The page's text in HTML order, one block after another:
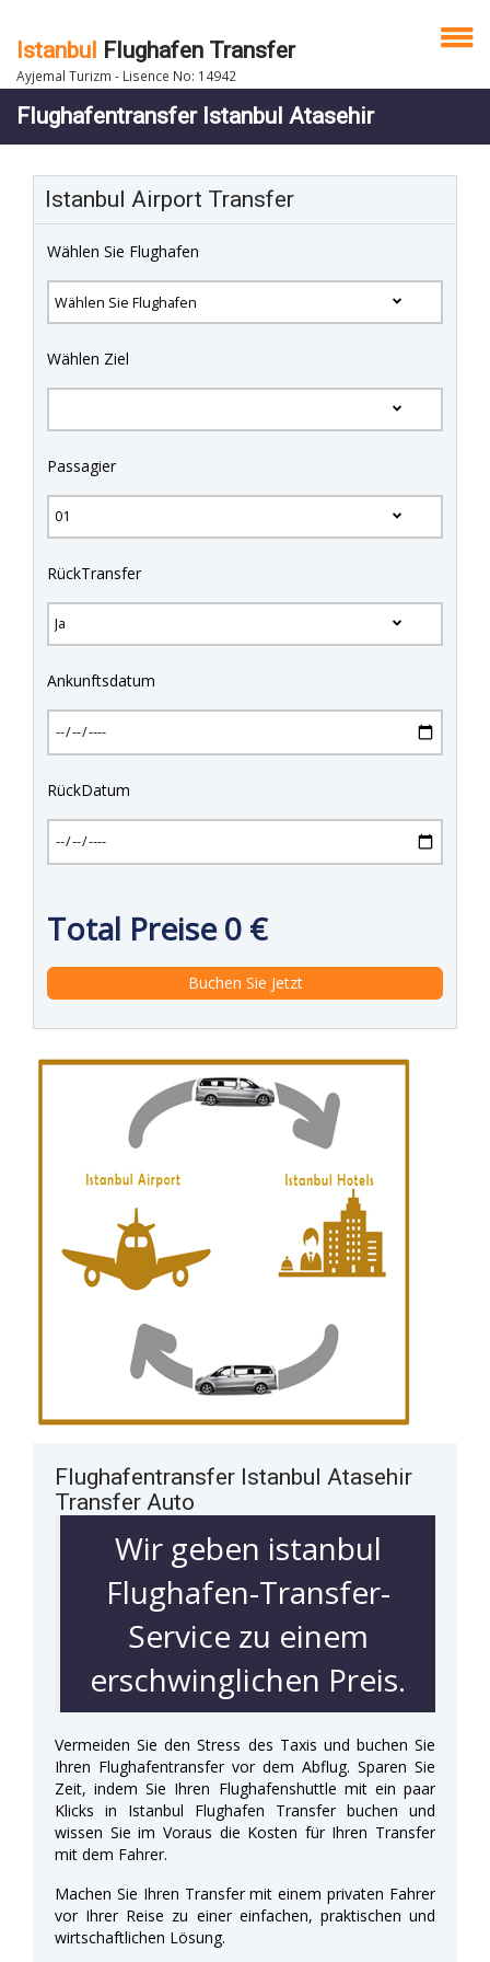
Istanbul Flughafen Transfer
Ayjemal Turizm - Lisence No: 14942
Flughafentransfer Istanbul Atasehir
Istanbul Airport Transfer
Wählen Sie Flughafen
Wählen Ziel
Passagier
RückTransfer
Ankunftsdatum
RückDatum
Total Preise0 €
Flughafentransfer Istanbul Atasehir
Transfer Auto
Wir geben istanbul
Flughafen-Transfer-
Service zu einem
erschwinglichen Preis.
Vermeiden Sie den Stress des Taxis und buchen Sie
Ihren Flughafentransfer vor dem Abflug. Sparen Sie
Zeit, indem Sie Ihren Flughafenshuttle mit ein paar
Klicks in Istanbul Flughafen Transfer buchen und
wissen Sie im Voraus die Kosten für Ihren Transfer
mit dem Fahrer.
Machen Sie Ihren Transfer mit einem privaten Fahrer
vor Ihrer Reise zu einer einfachen, praktischen und
wirtschaftlichen Lösung.